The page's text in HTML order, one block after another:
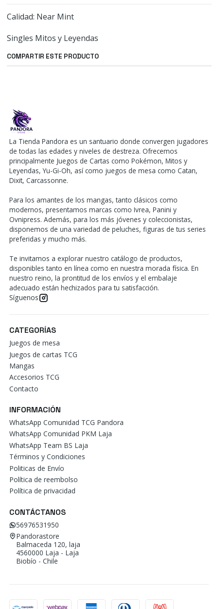
Calidad: Near Mint
Singles Mitos y Leyendas
COMPARTIR ESTE PRODUCTO
La Tienda Pandora es un santuario donde convergen jugadores
de todas las edades y niveles de destreza. Ofrecemos
principalmente Juegos de Cartas como Pokémon, Mitos y
Leyendas, Yu-Gi-Oh, así como juegos de mesa como Catan,
Dixit, Carcassonne.
Para los amantes de los mangas, tanto clásicos como
modernos, presentamos marcas como Ivrea, Panini y
Ovnipress. Además, para los más jóvenes y coleccionistas,
disponemos de una variedad de peluches, figuras de tus series
preferidas y mucho más.
Te invitamos a explorar nuestro catálogo de productos,
disponibles tanto en línea como en nuestra morada física. En
nuestro reino, la prontitud de los envíos y el embalaje
adecuado están hechizados para tu satisfacción.
Síguenos
CATEGORÍAS
Juegos de mesa
Juegos de cartas TCG
Mangas
Accesorios TCG
Contacto
INFORMACIÓN
WhatsApp Comunidad TCG Pandora
WhatsApp Comunidad PKM Laja
WhatsApp Team BS Laja
Términos y Condiciones
Politicas de Envío
Política de reembolso
Política de privacidad
CONTÁCTANOS
56976531950
Pandorastore
Balmaceda 120, laja
4560000 Laja - Laja
Biobío - Chile